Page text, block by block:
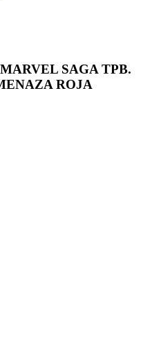
SAGA TPB.
ROJA